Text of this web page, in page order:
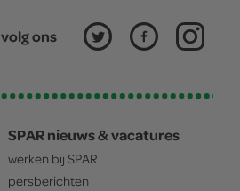
volg ons
SPAR nieuws & vacatures
werken bij SPAR
persberichten